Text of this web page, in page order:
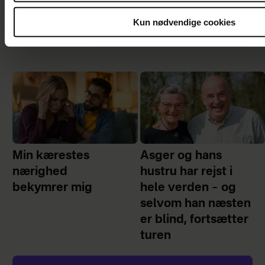
Kun nødvendige cookies
Min kærestes
nærighed
bekymrer mig
Asger og hans
hustru har rejst i
hele verden – og
selvom han næsten
er blind, fortsætter
turen